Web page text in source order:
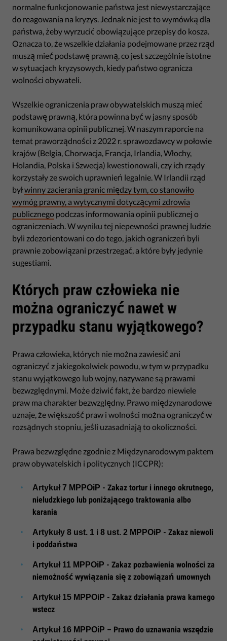
normalne funkcjonowanie państwa jest niewystarczające
do reagowania na kryzys. Jednak nie jest to wymówką dla
państwa, żeby wyrzucić obowiązujące przepisy do kosza.
Oznacza to, że wszelkie działania podejmowane przez rząd
muszą mieć podstawę prawną, co jest szczególnie istotne
w sytuacjach kryzysowych, kiedy państwo ogranicza
wolności obywateli.
Wszelkie ograniczenia praw obywatelskich muszą mieć
podstawę prawną, która powinna być w jasny sposób
komunikowana opinii publicznej. W naszym raporcie na
temat praworządności z 2022 r. sprawozdawcy w połowie
krajów (Belgia, Chorwacja, Francja, Irlandia, Włochy,
Holandia, Polska i Szwecja) kwestionowali, czy ich rządy
korzystały ze swoich uprawnień legalnie. W Irlandii rząd
byłwinny zacierania granic między tym, co stanowiło
wymóg prawny, a wytycznymi dotyczącymi zdrowia
publicznego podczas informowania opinii publicznej o
ograniczeniach. W wyniku tej niepewności prawnej ludzie
byli zdezorientowani co do tego, jakich ograniczeń byli
prawnie zobowiązani przestrzegać, a które były jedynie
sugestiami.
Których praw człowieka nie
można ograniczyć nawet w
przypadku stanu wyjątkowego?
Prawa człowieka, których nie można zawiesić ani
ograniczyć z jakiegokolwiek powodu, w tym w przypadku
stanu wyjątkowego lub wojny, nazywane są prawami
bezwzględnymi. Może dziwić fakt, że bardzo niewiele
praw ma charakter bezwzględny. Prawo międzynarodowe
uznaje, że większość praw i wolności można ograniczyć w
rozsądnych stopniu, jeśli uzasadniają to okoliczności.
Prawa bezwzględne zgodnie z Międzynarodowym paktem
praw obywatelskich i politycznych (ICCPR):
Artykuł 7 MPPOiP - Zakaz tortur i innego okrutnego,
nieludzkiego lub poniżającego traktowania albo
karania
Artykuły 8 ust. 1 i 8 ust. 2 MPPOiP - Zakaz niewoli
i poddaństwa
Artykuł 11 MPPOiP - Zakaz pozbawienia wolności za
niemożność wywiązania się z zobowiązań umownych
Artykuł 15 MPPOiP - Zakaz działania prawa karnego
wstecz
Artykuł 16 MPPOiP – Prawo do uznawania wszędzie